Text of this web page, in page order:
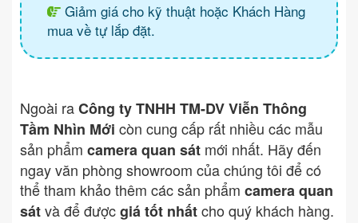
Giảm giá cho kỹ thuật hoặc Khách Hàng
mua về tự lắp đặt.
Ngoài raCông ty TNHH TM-DV Viễn Thông
Tầm Nhìn Mới còn cung cấp rất nhiều các mẫu
sản phẩm camera quan sát mới nhất. Hãy đến
ngay văn phòng showroom của chúng tôi để có
thể tham khảo thêm các sản phẩm camera quan
sátvà để đượcgiá tốt nhấtcho quý khách hàng.